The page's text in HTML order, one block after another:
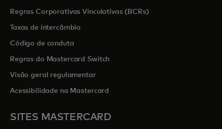
Regras Corporativas Vinculativas (BCRs)
Taxas de intercâmbio
Código de conduta
Regras do Mastercard Switch
Visão geral regulamentar
Acessibilidade na Mastercard
SITES MASTERCARD